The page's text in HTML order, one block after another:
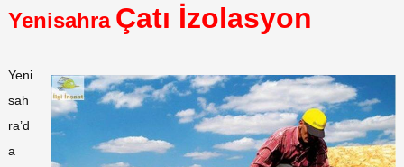
Yenisahra Çatı İzolasyon
Yeni
sah
ra’d
a